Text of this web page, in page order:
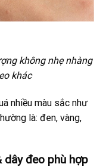
không nhẹ nhàng
khác
nhiều màu sắc như
là: đen, vàng,
đeo phù hợp